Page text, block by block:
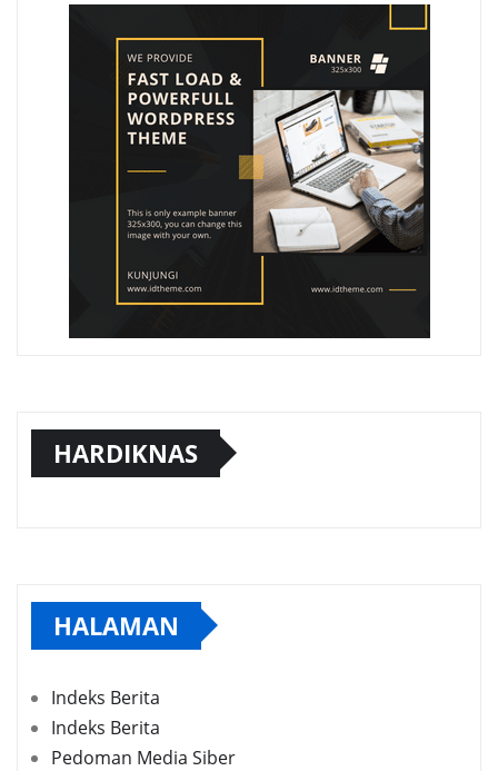
HARDIKNAS
HALAMAN
Indeks Berita
Indeks Berita
Pedoman Media Siber